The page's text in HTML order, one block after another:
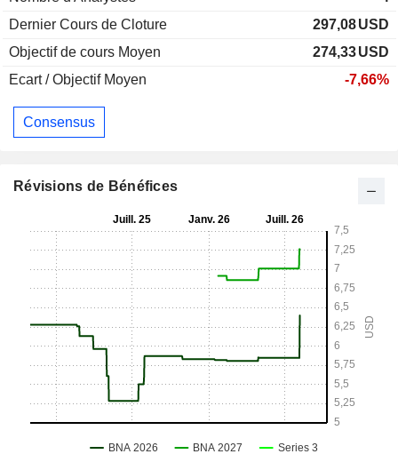
Dernier Cours de Cloture
297,08USD
Objectif de cours Moyen
274,33USD
Ecart / Objectif Moyen
-7,66%
Consensus
Révisions de Bénéfices